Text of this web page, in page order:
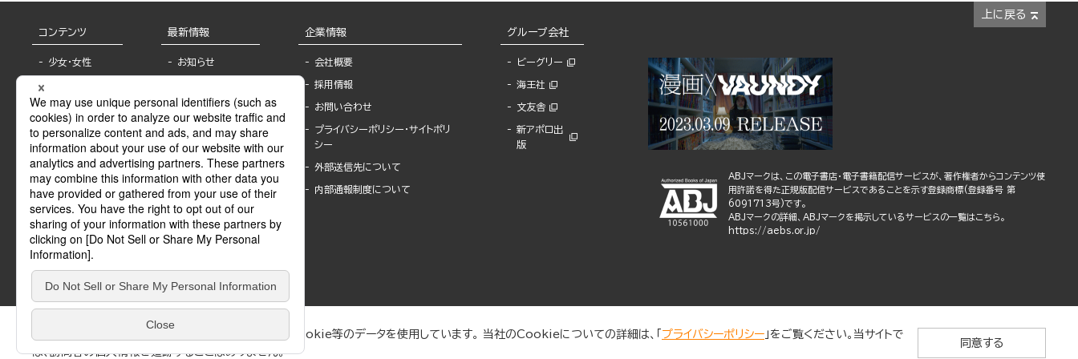
上に戻る
コンテンツ
少女・女性
BL
ライトノベル
青年・一般
グラビア・写真
モーター誌
SPECIAL
Sublicense
最新情報
お知らせ
報
書店様へ
海外ライセンシー
公式SNSアカウ
ント
作家一覧
Keyword list
Author list
企業情報
会社概要
採用情報
お問い合わせ
プライバシーポリシー・サイトポリ
シー
外部送信先について
内部通報制度について
グループ会社
ビーグリー
海王社
文友舎
新アポロ出
版
ABJマークは、この電子書店・電子書籍配信サービスが、著作権者からコンテンツ使
用許諾を得た正規版配信サービスであることを示す登録商標(登録番号 第
6091713号)です。
ABJマークの詳細、ABJマークを掲示しているサービスの一覧はこちら。
https://aebs.or.jp/
ぶんか社が運営するサイトでは、利便性向上のためにCookie等のデータを使用しています。 当社のCookieについての詳細は、「 プライバシーポリシー 」をご覧ください。当サイトで
は、訪問者の個人情報を追跡することはありません。
同意する